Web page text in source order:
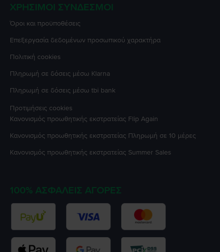
ΧΡΉΣΙΜΟΙ ΣΎΝΔΕΣΜΟΙ
Όροι και προϋποθέσεις
Επεξεργασία δεδομένων προσωπικού χαρακτήρα
Πολιτική cookies
Πληρωμή σε δόσεις μέσω Klarna
Πληρωμή σε δόσεις μέσω tbi bank
Προτιμήσεις cookies
Κανονισμός προωθητικής εκστρατείας Flip Again
Κανονισμός προωθητικής εκστρατείας Πληρωμή σε 10 μέρες
Κανονισμός προωθητικής εκστρατείας Summer Sales
100% ΑΣΦΑΛΕΊΣ ΑΓΟΡΈΣ